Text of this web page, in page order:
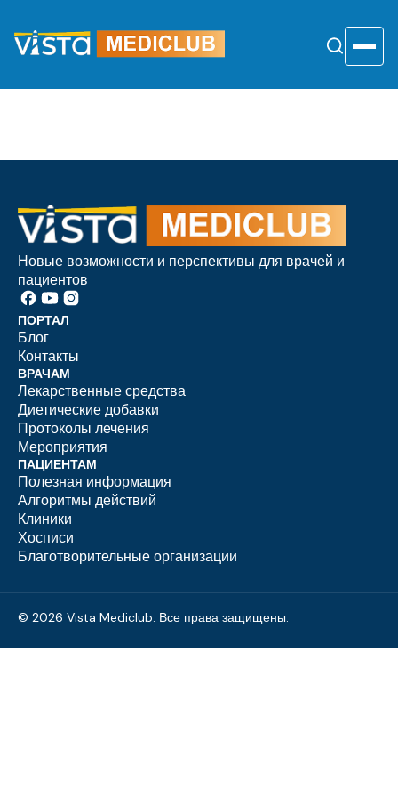
содержанию
Новые возможности и перспективы для врачей и
пациентов
ПОРТАЛ
Блог
Контакты
ВРАЧАМ
Лекарственные средства
Диетические добавки
Протоколы лечения
Мероприятия
ПАЦИЕНТАМ
Полезная информация
Алгоритмы действий
Клиники
Хосписи
Благотворительные организации
© 2026 Vista Mediclub. Все права защищены.